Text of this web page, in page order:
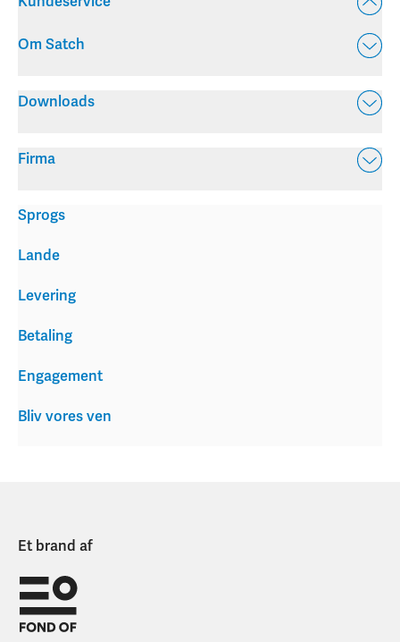
Om Satch
Downloads
Firma
Levering
Betaling
Engagement
Bliv vores ven
Sprogs
Lande
Et brand af